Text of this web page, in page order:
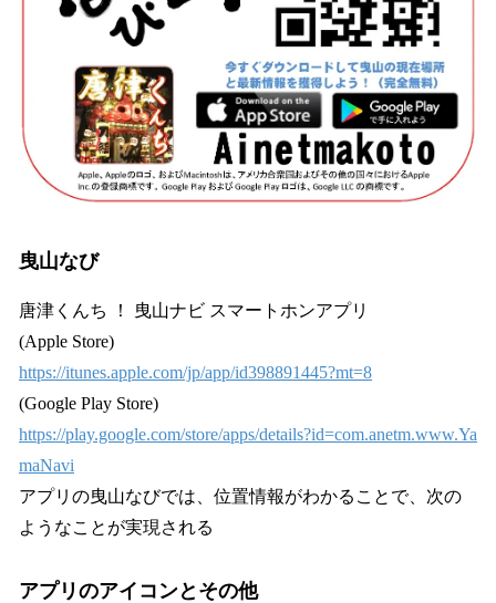
曳山なび
唐津くんち ！ 曳山ナビ スマートホンアプリ
(Apple Store)
https://itunes.apple.com/jp/app/id398891445?mt=8
(Google Play Store)
https://play.google.com/store/apps/details?id=com.anetm.www.Ya
maNavi
アプリの曳山なびでは、位置情報がわかることで、次の
ようなことが実現される
アプリのアイコンとその他